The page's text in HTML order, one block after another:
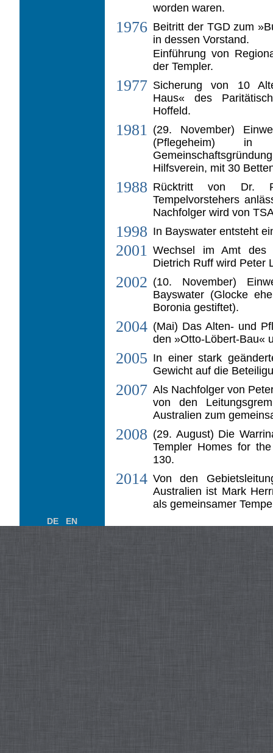
worden waren.
1976 Beitritt der TGD zum
in dessen Vorstand.
Einführung von
der Templer.
1977 Sicherung von 10
Haus« des
Hoffeld.
1981 (29. November)
(Pflegeheim) in
Hilfsverein, mit 30
1988 Rücktritt von Dr.
Tempelvorstehers
Nachfolger wird von
1998 In Bayswater entsteht
2001 Wechsel im Amt des
Dietrich Ruff wird Peter
2002 (10. November)
Bayswater (Glocke
Boronia gestiftet).
2004 (Mai) Das Alten- und
den »Otto-Löbert-Bau«
2005 In einer stark
Gewicht auf die
2007 Als Nachfolger von
von den
Australien zum
2008 (29. August) Die
Templer Homes for
130.
2014 Von den
Australien ist Mark
als gemeinsamer
DE EN